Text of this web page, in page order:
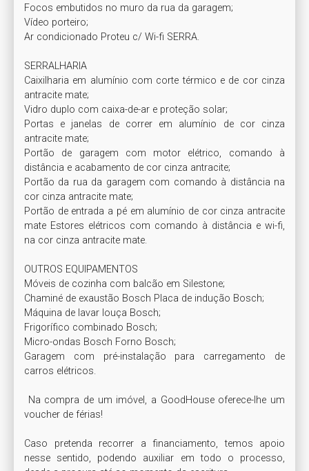
Focos embutidos no muro da rua da garagem;
Vídeo porteiro;
Ar condicionado Proteu c/ Wi-fi SERRA.
SERRALHARIA
Caixilharia em alumínio com corte térmico e de cor cinza
antracite mate;
Vidro duplo com caixa-de-ar e proteção solar;
Portas e janelas de correr em alumínio de cor cinza
antracite mate;
Portão de garagem com motor elétrico, comando à
distância e acabamento de cor cinza antracite;
Portão da rua da garagem com comando à distância na
cor cinza antracite mate;
Portão de entrada a pé em alumínio de cor cinza antracite
mate Estores elétricos com comando à distância e wi-fi,
na cor cinza antracite mate.
OUTROS EQUIPAMENTOS
Móveis de cozinha com balcão em Silestone;
Chaminé de exaustão Bosch Placa de indução Bosch;
Máquina de lavar louça Bosch;
Frigorífico combinado Bosch;
Micro-ondas Bosch Forno Bosch;
Garagem com pré-instalação para carregamento de
carros elétricos.
voucher de férias!
Caso pretenda recorrer a financiamento, temos apoio
nesse sentido, podendo auxiliar em todo o processo,